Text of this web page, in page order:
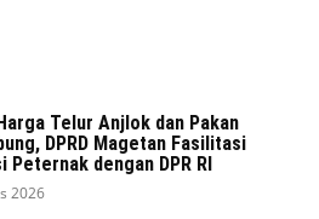
Telur Anjlok dan Pakan
DPRD Magetan Fasilitasi
Peternak dengan DPR RI
2026